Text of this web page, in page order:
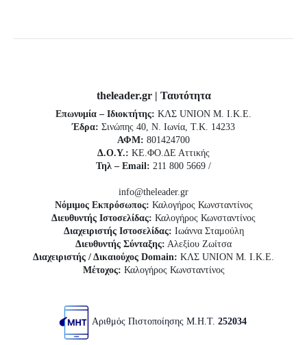
theleader.gr | Ταυτότητα
Επωνυμία – Ιδιοκτήτης: ΚΛΣ UNION Μ. Ι.Κ.Ε.
Έδρα: Σινώπης 40, Ν. Ιωνία, Τ.Κ. 14233
ΑΦΜ: 801424700
Δ.Ο.Υ.: ΚΕ.ΦΟ.ΔΕ Αττικής
Τηλ – Email: 211 800 5669 /
info@theleader.gr
Νόμιμος Εκπρόσωπος: Καλογήρος Κωνσταντίνος
Διευθυντής Ιστοσελίδας: Καλογήρος Κωνσταντίνος
Διαχειριστής Ιστοσελίδας: Ιωάννα Σταμούλη
Διευθυντής Σύνταξης: Αλεξίου Ζωίτσα
Διαχειριστής / Δικαιούχος Domain: ΚΛΣ UNION Μ. Ι.Κ.Ε.
Μέτοχος: Καλογήρος Κωνσταντίνος
Αριθμός Πιστοποίησης Μ.Η.Τ. 252034